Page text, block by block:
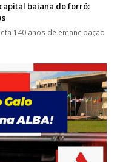
baiana do forró:
140 anos de emancipação